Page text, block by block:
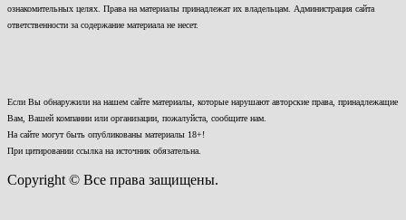
ознакомительных целях. Права на материалы принадлежат их владельцам. Администрация сайта
ответственности за содержание материала не несет.
Если Вы обнаружили на нашем сайте материалы, которые нарушают авторские права, принадлежащие
Вам, Вашей компании или организации, пожалуйста, сообщите нам.
На сайте могут быть опубликованы материалы 18+!
При цитировании ссылка на источник обязательна.
Copyright © Все права защищены.